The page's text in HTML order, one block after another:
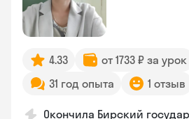
4.33
от 1733 ₽ за урок
31 год опыта
1 отзыв
Окончила Бирский